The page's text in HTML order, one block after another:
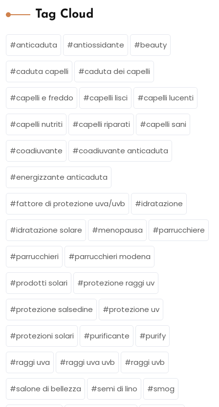
Tag Cloud
anticaduta antiossidante beauty
caduta capelli caduta dei capelli
capelli e freddo capelli lisci capelli lucenti
capelli nutriti capelli riparati capelli sani
coadiuvante coadiuvante anticaduta
energizzante anticaduta
fattore di protezione uva/uvb idratazione
idratazione solare menopausa parrucchiere
parrucchieri parrucchieri modena
prodotti solari protezione raggi uv
protezione salsedine protezione uv
protezioni solari purificante purify
raggi uva raggi uva uvb raggi uvb
salone di bellezza semi di lino smog